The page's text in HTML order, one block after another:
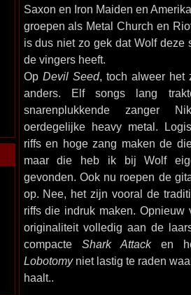
Saxon en Iron Maiden en
groepen als Metal Church en
is dus niet zo gek dat Wolf deze
de vingers heeft.
Op Devil Seed, toch alweer het
anders. Elf songs lang
snarenplukkende zanger
oerdegelijke heavy metal.
riffs en hoge zang maken de
maar die heb ik bij Wolf
gevonden. Ook nu roepen de
op. Nee, het zijn vooral de
riffs die indruk maken.
originaliteit volledig aan de
compacte Shark Attacken
Lobotomyniet lastig te raden
haalt..